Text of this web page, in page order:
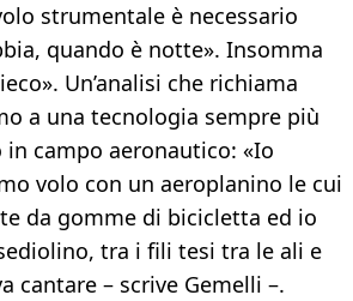
strumentale è necessario
quando è notte». Insomma
Un’analisi che richiama
a una tecnologia sempre più
campo aeronautico: «Io
volo con un aeroplanino le cui
da gomme di bicicletta ed io
tra i fili tesi tra le ali e
cantare – scrive Gemelli –.